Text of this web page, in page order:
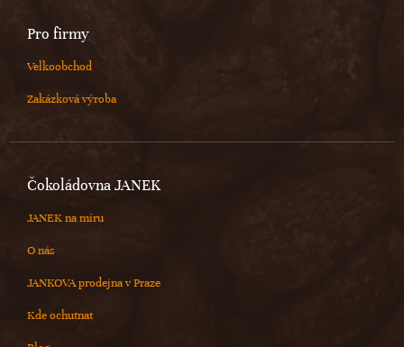
Pro firmy
Velkoobchod
Zakázková výroba
Čokoládovna JANEK
JANEK na míru
O nás
JANKOVA prodejna v Praze
Kde ochutnat